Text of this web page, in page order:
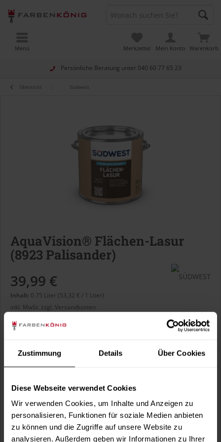
Zustimmung Details Über Cookies
Diese Webseite verwendet Cookies
Wir verwenden Cookies, um Inhalte und Anzeigen zu
personalisieren, Funktionen für soziale Medien anbieten
zu können und die Zugriffe auf unsere Website zu
analysieren. Außerdem geben wir Informationen zu Ihrer
Persönliche Beratung unter 040 60 77 65 23
Warenkorb
Merkzettel Mein Konto
Menü
Übersicht Südwest
AquaVision® Flächen-Lasur
(8923 Palisander)
39,99 €
Inhalt: 0.75 Liter (53,32 € / 1 Liter)
inkl. MwSt. zzgl. Versandkosten
Lieferzeit 3 bis 4 Arbeitstage
In den Warenkorb